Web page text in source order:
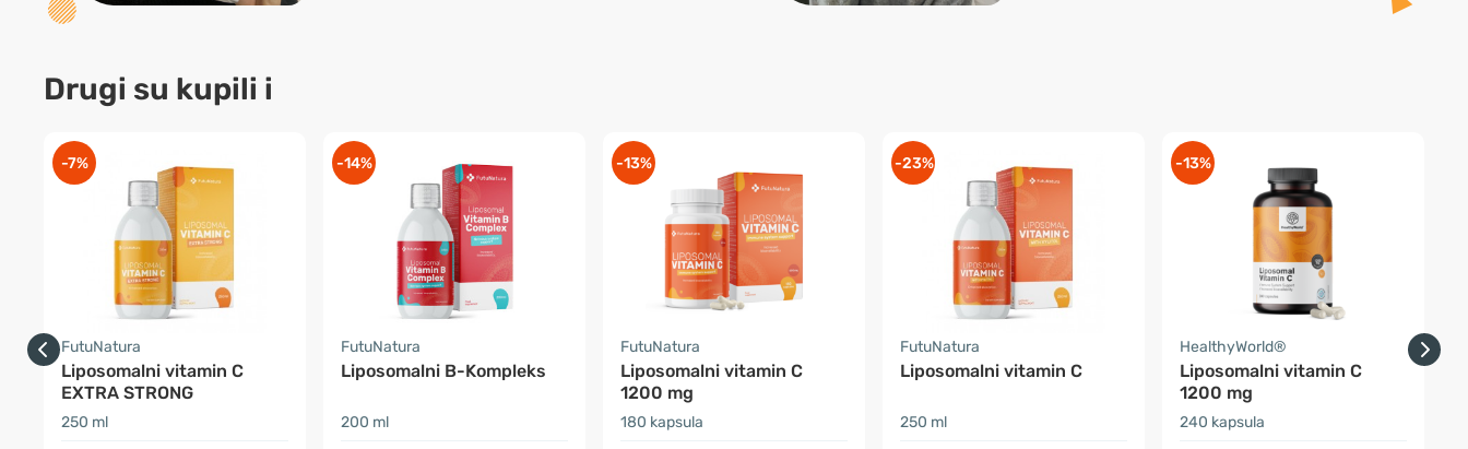
Drugi su kupili i
-7%
FutuNatura
Liposomalni vitamin C
EXTRA STRONG
250 ml
-14%
FutuNatura
Liposomalni B-Kompleks
200 ml
-13%
FutuNatura
Liposomalni vitamin C
1200 mg
180 kapsula
-23%
FutuNatura
Liposomalni vitamin C
250 ml
-13%
HealthyWorld®
Liposomalni vitamin C
1200 mg
240 kapsula